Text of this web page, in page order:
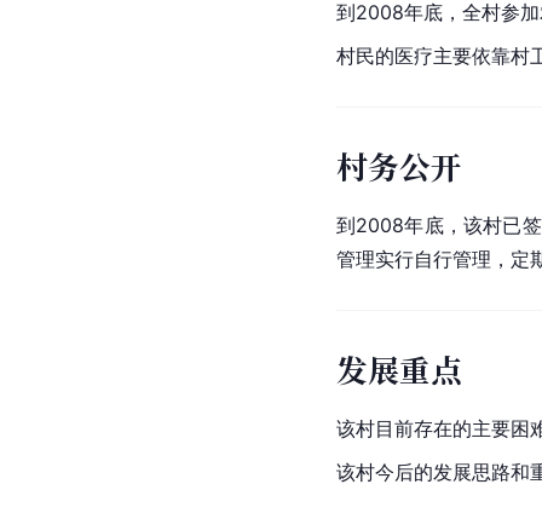
到2008年底，全村参
村民的医疗主要依靠村
村务公开
到2008年底，该村已
管理实行自行管理，定
发展重点
该村目前存在的主要困
该村今后的发展思路和